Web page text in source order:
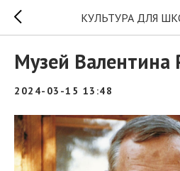
КУЛЬТУРА ДЛЯ
Музей Валентина
2024-03-15 13:48